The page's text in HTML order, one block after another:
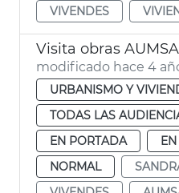
VIVENDES
Visita obras
modificado hace 4
URBANISMO Y
TODAS LAS
EN PORTADA
NORMAL